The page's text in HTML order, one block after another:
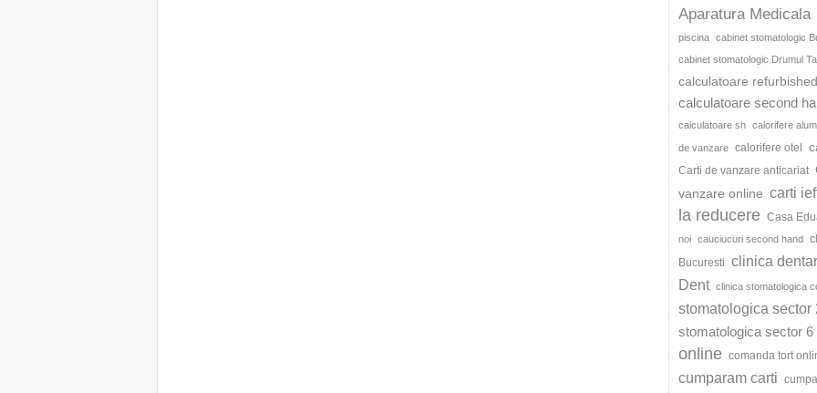
Aparatura Medicala
piscina cabinet stomatologic
cabinet stomatologic Drumul
calculatoare refurbished
calculatoare second
calculatoare sh calorifere
de vanzare calorifere otel
Carti de vanzare anticariat
vanzare online carti
la reducere Casa
noi cauciucuri second hand
Bucuresti clinica
Dent clinica stomatologica
stomatologica sector
stomatologica sector 6
online comanda tort
cumparam carti